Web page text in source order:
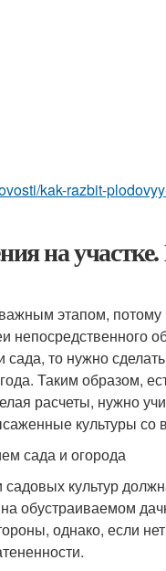
kak-razbit-
на
этапом,
то нужно
Таким образом,
расчеты, нужно
культуры со
сада и огорода
культур
обустраиваемом
однако, если